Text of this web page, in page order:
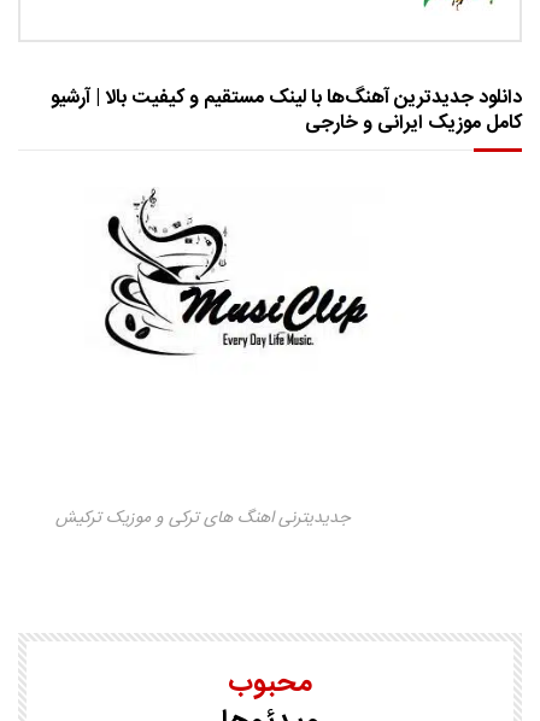
دانلود جدیدترین آهنگ‌ها با لینک مستقیم و کیفیت بالا | آرشیو
کامل موزیک ایرانی و خارجی
جدیدیترنی اهنگ های ترکی و موزیک ترکیش
محبوب